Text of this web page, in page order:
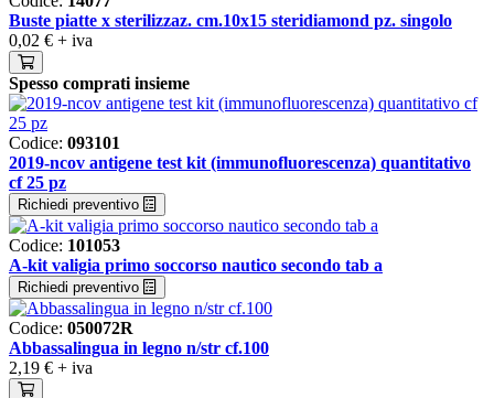
Buste piatte x sterilizzaz. cm.10x15 steridiamond pz. singolo
0,02 € + iva
Spesso comprati insieme
Codice: 093101
2019-ncov antigene test kit (immunofluorescenza) quantitativo
cf 25 pz
Richiedi preventivo
Codice: 101053
A-kit valigia primo soccorso nautico secondo tab a
Richiedi preventivo
Codice: 050072R
Abbassalingua in legno n/str cf.100
2,19 € + iva